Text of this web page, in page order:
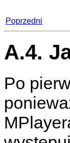
Poprzedni
A.4.
Po